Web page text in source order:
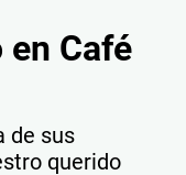
Café
de sus
querido